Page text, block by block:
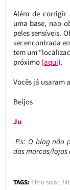
Além de corrigir
uma base, nao
peles sensíveis.
ser encontrada
tem um
próximo (aqui).
Vocês já usaram
Beijos
Ju
P.s: O blog não
das marcas/lojas
TAGS: filtro solar,